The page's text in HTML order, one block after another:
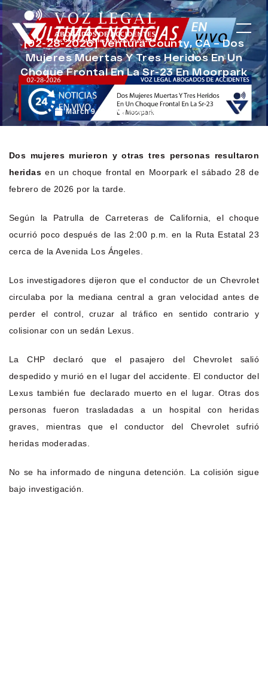
[02-28-2026] Ventura County, CA – Dos
Mujeres Muertas Y Tres Heridos En Un
Choque Frontal En La Sr-23 En Moorpark
March 9, 2026 Noticias de Accidentes
Dos mujeres murieron y otras tres personas resultaron
heridas en un choque frontal en Moorpark el sábado 28 de
febrero de 2026 por la tarde.
Según la Patrulla de Carreteras de California, el choque
ocurrió poco después de las 2:00 p.m. en la Ruta Estatal 23
cerca de la Avenida Los Ángeles.
Los investigadores dijeron que el conductor de un Chevrolet
circulaba por la mediana central a gran velocidad antes de
perder el control, cruzar al tráfico en sentido contrario y
colisionar con un sedán Lexus.
La CHP declaró que el pasajero del Chevrolet salió
despedido y murió en el lugar del accidente. El conductor del
Lexus también fue declarado muerto en el lugar. Otras dos
personas fueron trasladadas a un hospital con heridas
graves, mientras que el conductor del Chevrolet sufrió
heridas moderadas.
No se ha informado de ninguna detención. La colisión sigue
bajo investigación.